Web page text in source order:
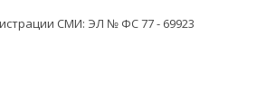
СМИ: ЭЛ № ФС 77 - 69923